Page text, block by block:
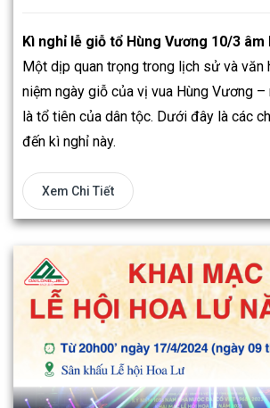
Kì nghỉ lễ giỗ tổ Hùng Vương 10/3
Một dịp quan trọng trong lịch sử và văn
niệm ngày giỗ của vị vua Hùng Vương
là tổ tiên của dân tộc. Dưới đây là các
đến kì nghỉ này.
Xem Chi Tiết